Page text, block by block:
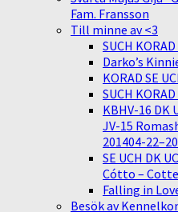
Fam. Fransson
Till minne av <3
SUCH
Darko’s
KORAD SE
SUCH
KBHV-16 DK
JV-15
201404-
SE UCH DK
Cótto –
Falling in
Besök av